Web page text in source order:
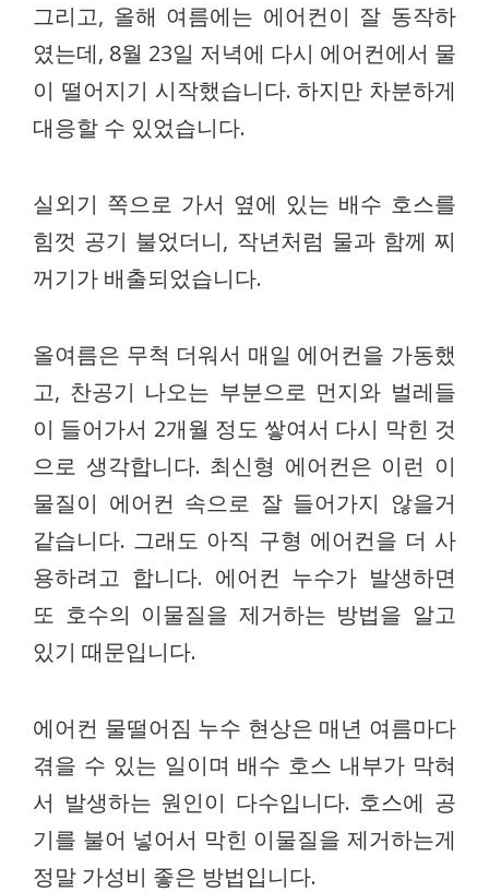
그리고, 올해 여름에는 에어컨이 잘 동작하
였는데, 8월 23일 저녁에 다시 에어컨에서 물
이 떨어지기 시작했습니다. 하지만 차분하게
대응할 수 있었습니다.
실외기 쪽으로 가서 옆에 있는 배수 호스를
힘껏 공기 불었더니, 작년처럼 물과 함께 찌
꺼기가 배출되었습니다.
올여름은 무척 더워서 매일 에어컨을 가동했
고, 찬공기 나오는 부분으로 먼지와 벌레들
이 들어가서 2개월 정도 쌓여서 다시 막힌 것
으로 생각합니다. 최신형 에어컨은 이런 이
물질이 에어컨 속으로 잘 들어가지 않을거
같습니다. 그래도 아직 구형 에어컨을 더 사
용하려고 합니다. 에어컨 누수가 발생하면
또 호수의 이물질을 제거하는 방법을 알고
있기 때문입니다.
에어컨 물떨어짐 누수 현상은 매년 여름마다
겪을 수 있는 일이며 배수 호스 내부가 막혀
서 발생하는 원인이 다수입니다. 호스에 공
기를 불어 넣어서 막힌 이물질을 제거하는게
정말 가성비 좋은 방법입니다.